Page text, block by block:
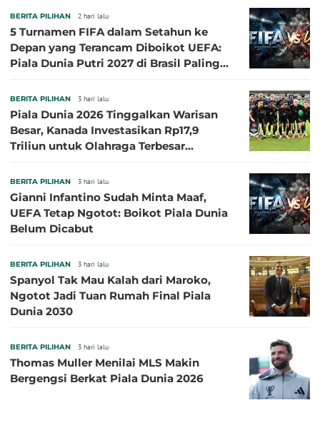
BERITA PILIHAN 2 hari lalu
5 Turnamen FIFA dalam Setahun ke
Depan yang Terancam Diboikot UEFA:
Piala Dunia Putri 2027 di Brasil Paling
BERITA PILIHAN 3 hari lalu
Piala Dunia 2026 Tinggalkan Warisan
Besar, Kanada Investasikan Rp17,9
Triliun untuk Olahraga Terbesar
BERITA PILIHAN 3 hari lalu
Gianni Infantino Sudah Minta Maaf,
UEFA Tetap Ngotot: Boikot Piala Dunia
Belum Dicabut
BERITA PILIHAN 3 hari lalu
Spanyol Tak Mau Kalah dari Maroko,
Ngotot Jadi Tuan Rumah Final Piala
Dunia 2030
BERITA PILIHAN 3 hari lalu
Thomas Muller Menilai MLS Makin
Bergengsi Berkat Piala Dunia 2026